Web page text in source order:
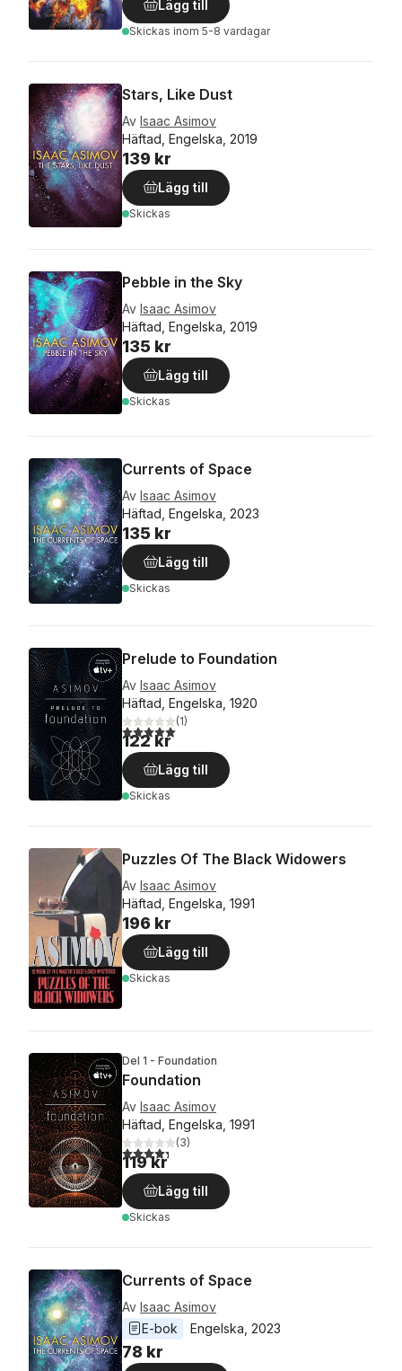
Lägg till
Skickas inom 5-8 vardagar
Stars, Like Dust
Av Isaac Asimov
Häftad, Engelska, 2019
139 kr
Lägg till
Skickas
Pebble in the Sky
Av Isaac Asimov
Häftad, Engelska, 2019
135 kr
Lägg till
Skickas
Currents of Space
Av Isaac Asimov
Häftad, Engelska, 2023
135 kr
Lägg till
Skickas
Prelude to Foundation
Av Isaac Asimov
Häftad, Engelska, 1920
5,0utav 5 stjärnor. Totalt antal röster:
(1)
122 kr
Lägg till
Skickas
Puzzles Of The Black Widowers
Av Isaac Asimov
Häftad, Engelska, 1991
196 kr
Lägg till
Skickas
Del 1 - Foundation
Foundation
Av Isaac Asimov
Häftad, Engelska, 1991
4,3utav 5 stjärnor. Totalt antal röster:
(3)
119 kr
Lägg till
Skickas
Currents of Space
Av Isaac Asimov
E-bok
Engelska 2023
78 kr